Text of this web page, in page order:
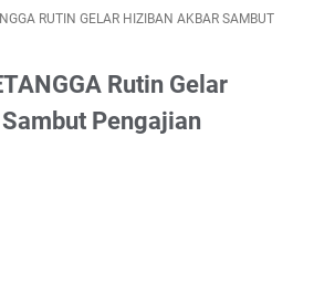
RUTIN GELAR HIZIBAN AKBAR SAMBUT
Rutin Gelar
Pengajian